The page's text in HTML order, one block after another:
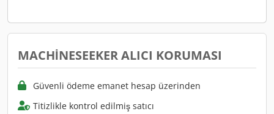
MACHINESEEKER ALICI KORUMASI
Güvenli ödeme emanet hesap üzerinden
Titizlikle kontrol edilmiş satıcı